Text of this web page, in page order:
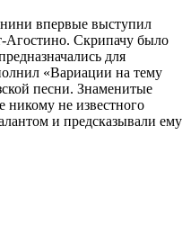
впервые выступил
Агостино. Скрипачу было
для
«Вариации на тему
песни. Знаменитые
не известного
и предсказывали ему